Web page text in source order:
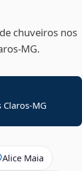
chuveiros nos
MG
Alice Maia